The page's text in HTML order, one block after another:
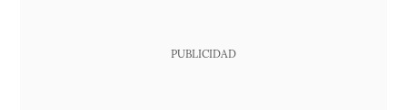
PUBLICIDAD